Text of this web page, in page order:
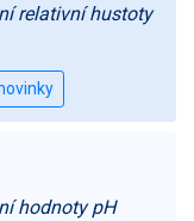
relativní hustoty
hodnoty pH